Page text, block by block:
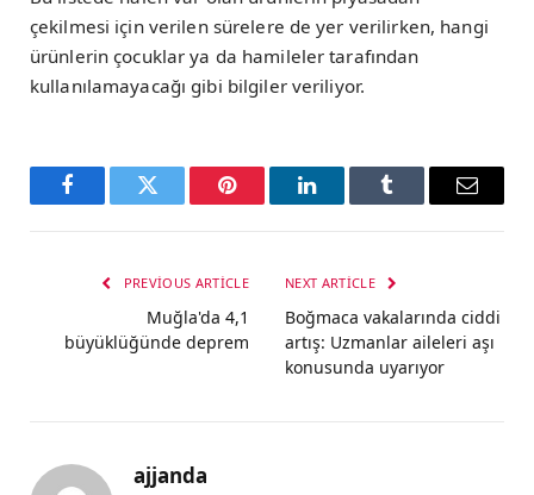
çekilmesi için verilen sürelere de yer verilirken, hangi
ürünlerin çocuklar ya da hamileler tarafından
kullanılamayacağı gibi bilgiler veriliyor.
FacebookTwitter Pinterest LinkedInTumblr Email
PREVIOUS ARTICLE
Muğla'da 4,1
büyüklüğünde deprem
NEXT ARTICLE
Boğmaca vakalarında ciddi
artış: Uzmanlar aileleri aşı
konusunda uyarıyor
ajjanda